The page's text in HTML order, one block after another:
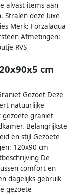
alvast items aan
Stralen deze luxe
Merk: Forzalaqua
Afmetingen:
RVS
cm
Gezoet Deze
natuurlijke
gezoete graniet
Belangrijkste
en stijl Gezoete
120x90 cm
De
comfort en
dagelijks gebruik
gezoete